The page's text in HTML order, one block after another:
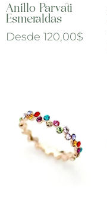
Anillo Parvati
Esmeraldas
Desde 120,00$